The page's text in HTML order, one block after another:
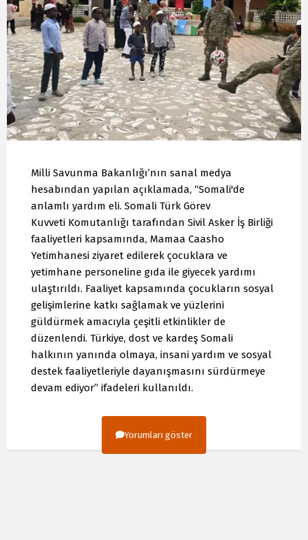
Milli Savunma Bakanlığı’nın sanal medya
hesabından yapılan açıklamada, “Somali'de
anlamlı yardım eli. Somali Türk Görev
Kuvveti Komutanlığı tarafından Sivil Asker İş Birliği
faaliyetleri kapsamında, Mamaa Caasho
Yetimhanesi ziyaret edilerek çocuklara ve
yetimhane personeline gıda ile giyecek yardımı
ulaştırıldı. Faaliyet kapsamında çocukların sosyal
gelişimlerine katkı sağlamak ve yüzlerini
güldürmek amacıyla çeşitli etkinlikler de
düzenlendi. Türkiye, dost ve kardeş Somali
halkının yanında olmaya, insani yardım ve sosyal
destek faaliyetleriyle dayanışmasını sürdürmeye
devam ediyor” ifadeleri kullanıldı.
Yorumları göster